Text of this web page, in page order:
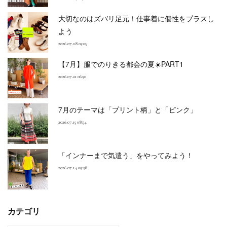
大切なのはズバリ足元！仕事着に個性をプラスし
よう
2026.07.28 05:05
【7月】服でのりきる都会の夏☀️PART1
2026.07.21 06:50
7月のテーマは「プリント柄」と「ピンク」
2026.07.15 08:54
「インナーまで気遣う」をやってみよう！
2026.07.14 09:38
カテゴリ